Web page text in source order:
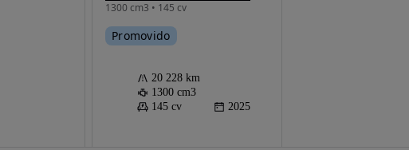
1300 cm3 • 145 cv
Promovido
20 228 km
1300 cm3
145 cv
2025